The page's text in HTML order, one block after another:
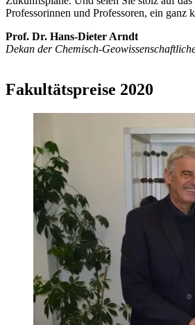
Professorinnen und Professoren, ein
Prof. Dr. Hans-Dieter Arndt
Dekan der Chemisch-
Fakultätspreise 2020